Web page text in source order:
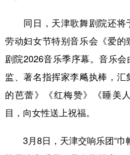
新疆 内蒙古
English Español
Русский язык
同日，天津歌舞剧院还将
劳动妇女节特别音乐会《爱的
剧院2026音乐季序幕。音乐
监、著名指挥家李飚执棒，汇
的芭蕾》《红梅赞》《睡美
目，向女性送上祝福。
3月8日，天津交响乐团“巾